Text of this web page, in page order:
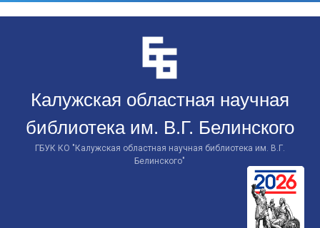
Калужская областная научная
библиотека им. В.Г. Белинского
ГБУК КО "Калужская областная научная библиотека им. В.Г.
Белинского"